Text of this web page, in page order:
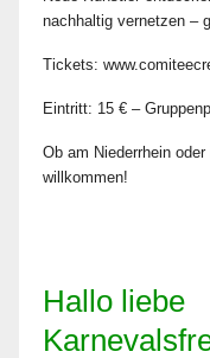
nachhaltig vernetzen –
Tickets:
Eintritt: 15 € –
Ob am Niederrhein
willkommen!
Hallo liebe